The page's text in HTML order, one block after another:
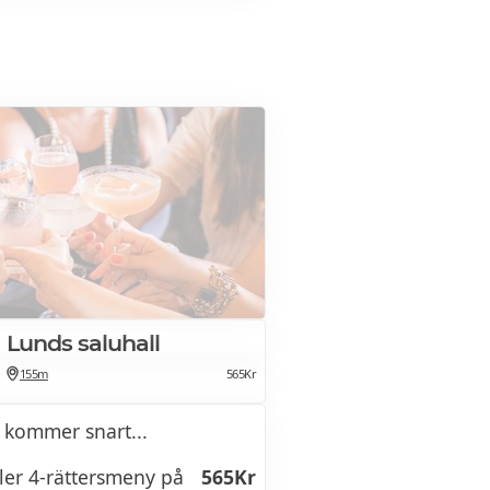
ni våra egna
i variation, patéer, skinkor,
kål och allt som
ett fullbordat julbord.
saluhall
155m 565Kr
snart...
4-rättersmeny på
565Kr